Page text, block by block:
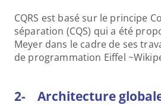
CQRS est basé sur le principe
séparation (CQS) qui a été
Meyer dans le cadre de ses
de programmation Eiffel
2-    Architecture